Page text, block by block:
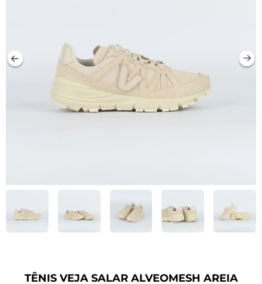
TÊNIS VEJA SALAR ALVEOMESH AREIA